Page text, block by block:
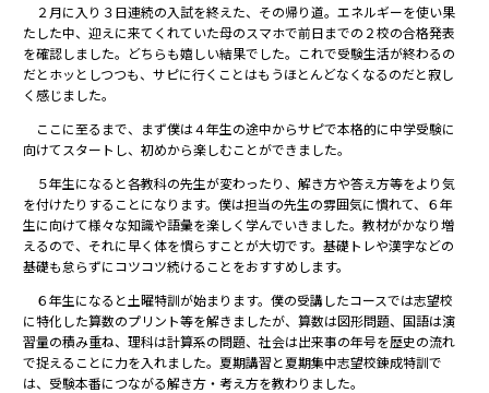
２月に入り３日連続の入試を終えた、その帰り道。エネルギーを使い果
たした中、迎えに来てくれていた母のスマホで前日までの２校の合格発表
を確認しました。どちらも嬉しい結果でした。これで受験生活が終わるの
だとホッとしつつも、サピに行くことはもうほとんどなくなるのだと寂し
く感じました。
ここに至るまで、まず僕は４年生の途中からサピで本格的に中学受験に
向けてスタートし、初めから楽しむことができました。
５年生になると各教科の先生が変わったり、解き方や答え方等をより気
を付けたりすることになります。僕は担当の先生の雰囲気に慣れて、６年
生に向けて様々な知識や語彙を楽しく学んでいきました。教材がかなり増
えるので、それに早く体を慣らすことが大切です。基礎トレや漢字などの
基礎も怠らずにコツコツ続けることをおすすめします。
６年生になると土曜特訓が始まります。僕の受講したコースでは志望校
に特化した算数のプリント等を解きましたが、算数は図形問題、国語は演
習量の積み重ね、理科は計算系の問題、社会は出来事の年号を歴史の流れ
で捉えることに力を入れました。夏期講習と夏期集中志望校錬成特訓で
は、受験本番につながる解き方・考え方を教わりました。